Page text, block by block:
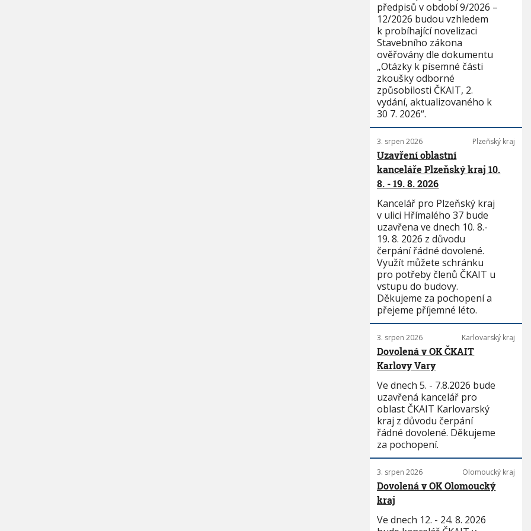
předpisů v období 9/2026 –
12/2026 budou vzhledem
k probíhající novelizaci
Stavebního zákona
ověřovány dle dokumentu
„Otázky k písemné části
zkoušky odborné
způsobilosti ČKAIT, 2.
vydání, aktualizovaného k
30 7. 2026“.
3. srpen 2026 Plzeňský kraj
Uzavření oblastní
kanceláře Plzeňský kraj 10.
8. - 19. 8. 2026
Kancelář pro Plzeňský kraj
v ulici Hřímalého 37 bude
uzavřena ve dnech 10. 8.-
19. 8. 2026 z důvodu
čerpání řádné dovolené.
Využít můžete schránku
pro potřeby členů ČKAIT u
vstupu do budovy.
Děkujeme za pochopení a
přejeme příjemné léto.
3. srpen 2026 Karlovarský kraj
Dovolená v OK ČKAIT
Karlovy Vary
Ve dnech 5. - 7.8.2026 bude
uzavřená kancelář pro
oblast ČKAIT Karlovarský
kraj z důvodu čerpání
řádné dovolené. Děkujeme
za pochopení.
3. srpen 2026 Olomoucký kraj
Dovolená v OK Olomoucký
kraj
Ve dnech 12. - 24. 8. 2026